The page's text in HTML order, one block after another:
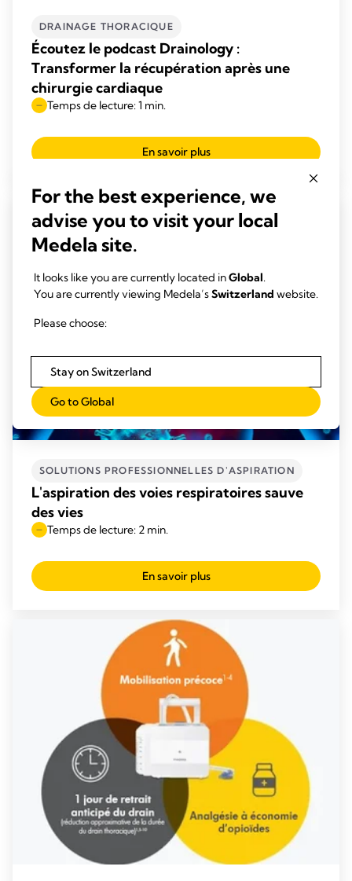
DRAINAGE THORACIQUE
Écoutez le podcast Drainology :
Transformer la récupération après une
chirurgie cardiaque
Temps de lecture: 1 min.
En savoir plus
SOLUTIONS PROFESSIONNELLES D'ASPIRATION
L'aspiration des voies respiratoires sauve
des vies
Temps de lecture: 2 min.
En savoir plus
For the best experience, we
advise you to visit your local
Medela site.
It looks like you are currently located inGlobal.
You are currently viewing Medela’sSwitzerland website.
Please choose:
Stay on Switzerland
Go to Global